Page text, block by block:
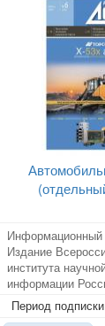
Издание
института
информации
академии наук
Период